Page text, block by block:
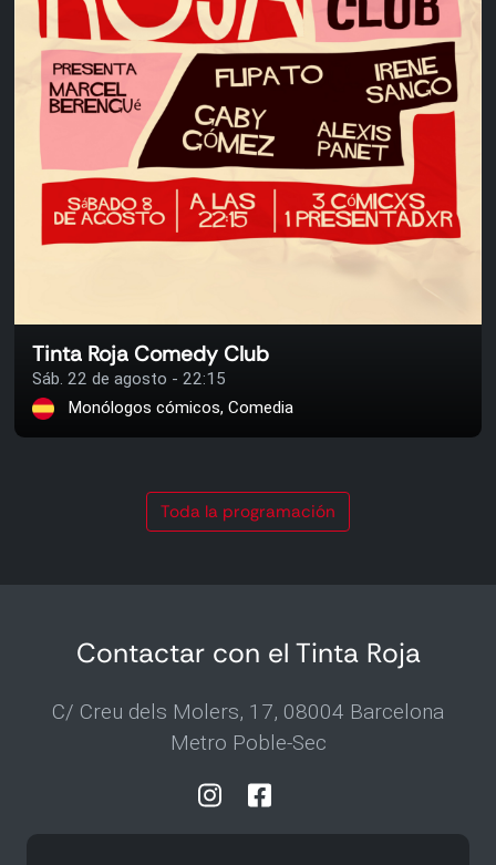
Tinta Roja Comedy Club
Sáb. 22 de agosto - 22:15
Monólogos cómicos, Comedia
Toda la programación
Contactar con el Tinta Roja
C/ Creu dels Molers, 17, 08004 Barcelona
Metro Poble-Sec